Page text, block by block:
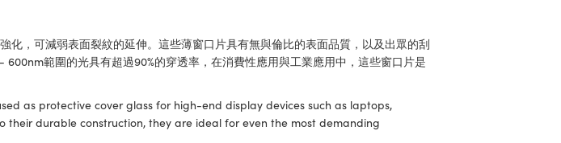
化，可減弱表面裂紋的延伸。這些薄窗口片具有無與倫比的表面品質，以及出眾的刮
範圍的光具有超過90%的穿透率，在消費性應用與工業應用中，這些窗口片是
as protective cover glass for high-end display devices such as laptops,
their durable construction, they are ideal for even the most demanding